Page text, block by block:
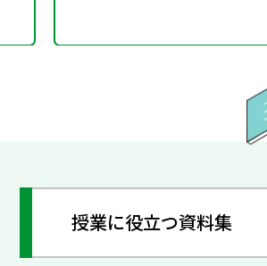
授業に役立つ資料集